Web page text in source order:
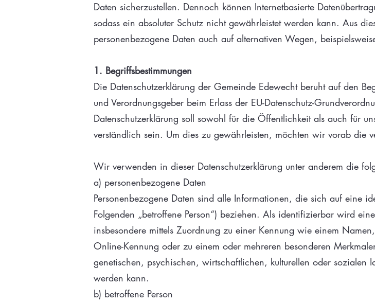
Daten sicherzustellen. Dennoch können Internetbasierte
sodass ein absoluter Schutz nicht gewährleistet werden kann. Aus
personenbezogene Daten auch auf alternativen Wegen,
1. Begriffsbestimmungen
Die Datenschutzerklärung der Gemeinde Edewecht beruht auf den
und Verordnungsgeber beim Erlass der EU-Datenschutz-
Datenschutzerklärung soll sowohl für die Öffentlichkeit als auch für
verständlich sein. Um dies zu gewährleisten, möchten wir vorab die
Wir verwenden in dieser Datenschutzerklärung unter anderem die
a) personenbezogene Daten
Personenbezogene Daten sind alle Informationen, die sich auf eine
Folgenden „betroffene Person“) beziehen. Als identifizierbar wird
insbesondere mittels Zuordnung zu einer Kennung wie einem
Online-Kennung oder zu einem oder mehreren besonderen
genetischen, psychischen, wirtschaftlichen, kulturellen oder sozialen
werden kann.
b) betroffene Person